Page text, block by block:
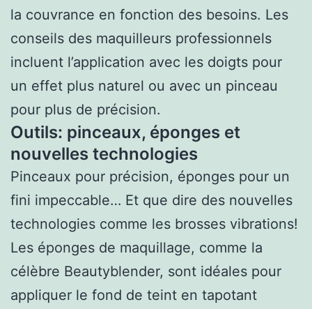
la couvrance en fonction des besoins. Les
conseils des maquilleurs professionnels
incluent l’application avec les doigts pour
un effet plus naturel ou avec un pinceau
pour plus de précision.
Outils: pinceaux, éponges et
nouvelles technologies
Pinceaux pour précision, éponges pour un
fini impeccable… Et que dire des nouvelles
technologies comme les brosses vibrations!
Les éponges de maquillage, comme la
célèbre Beautyblender, sont idéales pour
appliquer le fond de teint en tapotant